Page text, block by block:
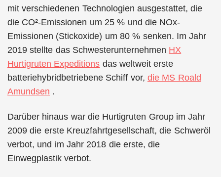
mit verschiedenen Technologien ausgestattet, die
die CO²-Emissionen um 25 % und die NOx-
Emissionen (Stickoxide) um 80 % senken. Im Jahr
2019 stellte das Schwesterunternehmen HX
Hurtigruten Expeditions das weltweit erste
batteriehybridbetriebene Schiff vor, die MS Roald
Amundsen .
Darüber hinaus war die Hurtigruten Group im Jahr
2009 die erste Kreuzfahrtgesellschaft, die Schweröl
verbot, und im Jahr 2018 die erste, die
Einwegplastik verbot.